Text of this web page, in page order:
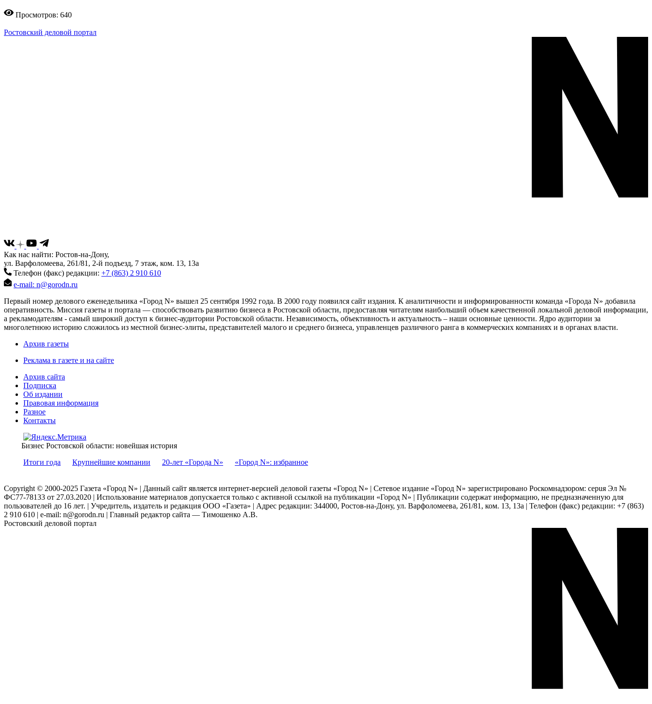
Просмотров: 640
Ростовский деловой портал
Как нас найти: Ростов-на-Дону,
ул. Варфоломеева, 261/81, 2-й подъезд, 7 этаж, ком. 13, 13а
Телефон (факс) редакции: +7 (863) 2 910 610
e-mail: n@gorodn.ru
Первый номер делового еженедельника «Город N» вышел 25 сентября 1992 года. В 2000 году появился сайт издания. К аналитичности и информированности команда «Города N» добавила
оперативность. Миссия газеты и портала — способствовать развитию бизнеса в Ростовской области, предоставляя читателям наибольший объем качественной локальной деловой информации,
а рекламодателям - самый широкий доступ к бизнес-аудитории Ростовской области. Независимость, объективность и актуальность – наши основные ценности. Ядро аудитории за
многолетнюю историю сложилось из местной бизнес-элиты, представителей малого и среднего бизнеса, управленцев различного ранга в коммерческих компаниях и в органах власти.
Архив газеты
Реклама в газете и на сайте
Архив сайта
Подписка
Об издании
Правовая информация
Разное
Контакты
Бизнес Ростовской области: новейшая история
Итоги года
Крупнейшие компании 20-лет «Города N» «Город N»: избранное
Copyright © 2000-2025 Газета «Город N» | Данный сайт является интернет-версией деловой газеты «Город N» | Сетевое издание «Город N» зарегистрировано Роскомнадзором: серuя Эл №
ФС77-78133 от 27.03.2020 | Использование материалов допускается только с активной ссылкой на публикации «Город N» | Публикации содержат информацию, не предназначенную для
пользователей до 16 лет. | Учредитель, издатель и редакция ООО «Газета» | Адрес редакции: 344000, Ростов-на-Дону, ул. Варфоломеева, 261/81, ком. 13, 13а | Телефон (факс) редакции: +7 (863)
2 910 610 | e-mail: n@gorodn.ru | Главный редактор сайта — Тимошенко А.В.
Ростовский деловой портал